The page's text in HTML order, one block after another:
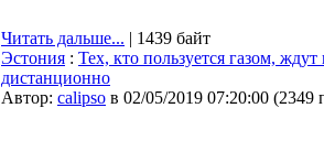
Читать дальше... | 1439 байт
Эстония : Тех, кто пользуется газом,
дистанционно
Автор: calipso в 02/05/2019 07:20:00 (2349